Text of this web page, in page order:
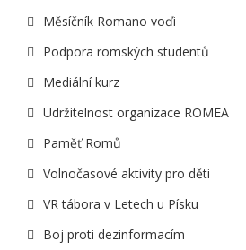
Měsíčník Romano voďi
Podpora romských studentů
Mediální kurz
Udržitelnost organizace ROMEA
Paměť Romů
Volnočasové aktivity pro děti
VR tábora v Letech u Písku
Boj proti dezinformacím